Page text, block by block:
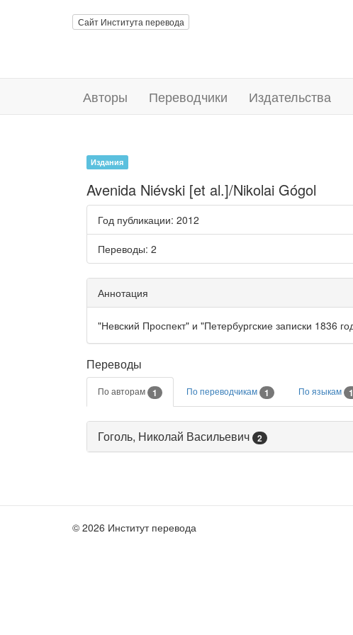
Сайт Института перевода
Авторы Переводчики Издательства
Издания
Avenida Niévski [et al.]/Nikolai Gógol
Год публикации: 2012
Переводы: 2
Аннотация
"Невский Проспект" и "Петербургские записки 1836
Переводы
По авторам 1 По переводчикам 1 По языкам 1
Гоголь, Николай Васильевич 2
© 2026 Институт перевода